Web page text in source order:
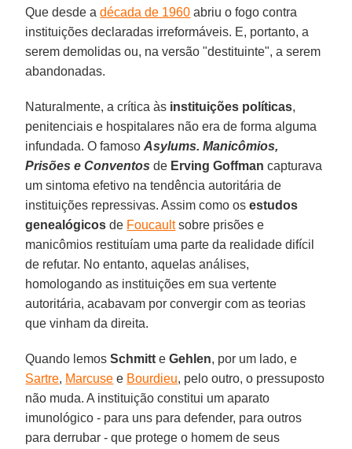
Que desde adécada de 1960 abriu o fogo contra
instituições declaradas irreformáveis. E, portanto, a
serem demolidas ou, na versão "destituinte", a serem
abandonadas.
Naturalmente, a crítica às instituições políticas,
penitenciais e hospitalares não era de forma alguma
infundada. O famosoAsylums. Manicômios,
Prisões e Conventos de Erving Goffman capturava
um sintoma efetivo na tendência autoritária de
instituições repressivas. Assim como osestudos
genealógicos de Foucaultsobre prisões e
manicômios restituíam uma parte da realidade difícil
de refutar. No entanto, aquelas análises,
homologando as instituições em sua vertente
autoritária, acabavam por convergir com as teorias
que vinham da direita.
Quando lemosSchmitt eGehlen, por um lado, e
Sartre, Marcuse e Bourdieu, pelo outro, o pressuposto
não muda. A instituição constitui um aparato
imunológico - para uns para defender, para outros
para derrubar - que protege o homem de seus